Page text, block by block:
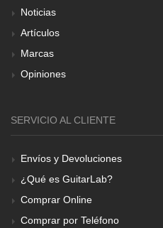
Noticias
Artículos
Marcas
Opiniones
SERVICIO AL CLIENTE
Envíos y Devoluciones
¿Qué es GuitarLab?
Comprar Online
Comprar por Teléfono